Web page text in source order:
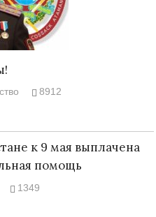
8912
к 9 мая выплачена
помощь
1349